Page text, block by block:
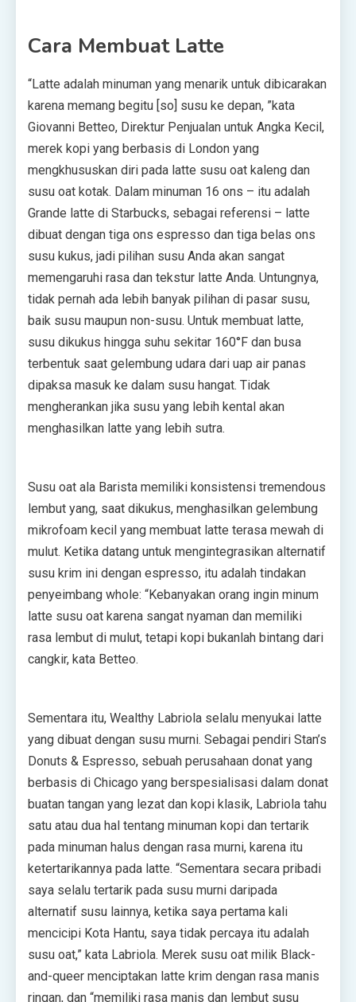
Cara Membuat Latte
“Latte adalah minuman yang menarik untuk dibicarakan
karena memang begitu [so] susu ke depan, ”kata
Giovanni Betteo, Direktur Penjualan untuk Angka Kecil,
merek kopi yang berbasis di London yang
mengkhususkan diri pada latte susu oat kaleng dan
susu oat kotak. Dalam minuman 16 ons – itu adalah
Grande latte di Starbucks, sebagai referensi – latte
dibuat dengan tiga ons espresso dan tiga belas ons
susu kukus, jadi pilihan susu Anda akan sangat
memengaruhi rasa dan tekstur latte Anda. Untungnya,
tidak pernah ada lebih banyak pilihan di pasar susu,
baik susu maupun non-susu. Untuk membuat latte,
susu dikukus hingga suhu sekitar 160°F dan busa
terbentuk saat gelembung udara dari uap air panas
dipaksa masuk ke dalam susu hangat. Tidak
mengherankan jika susu yang lebih kental akan
menghasilkan latte yang lebih sutra.
Susu oat ala Barista memiliki konsistensi tremendous
lembut yang, saat dikukus, menghasilkan gelembung
mikrofoam kecil yang membuat latte terasa mewah di
mulut. Ketika datang untuk mengintegrasikan alternatif
susu krim ini dengan espresso, itu adalah tindakan
penyeimbang whole: “Kebanyakan orang ingin minum
latte susu oat karena sangat nyaman dan memiliki
rasa lembut di mulut, tetapi kopi bukanlah bintang dari
cangkir, kata Betteo.
Sementara itu, Wealthy Labriola selalu menyukai latte
yang dibuat dengan susu murni. Sebagai pendiri Stan’s
Donuts & Espresso, sebuah perusahaan donat yang
berbasis di Chicago yang berspesialisasi dalam donat
buatan tangan yang lezat dan kopi klasik, Labriola tahu
satu atau dua hal tentang minuman kopi dan tertarik
pada minuman halus dengan rasa murni, karena itu
ketertarikannya pada latte. “Sementara secara pribadi
saya selalu tertarik pada susu murni daripada
alternatif susu lainnya, ketika saya pertama kali
mencicipi Kota Hantu, saya tidak percaya itu adalah
susu oat,” kata Labriola. Merek susu oat milik Black-
and-queer menciptakan latte krim dengan rasa manis
ringan, dan “memiliki rasa manis dan lembut susu